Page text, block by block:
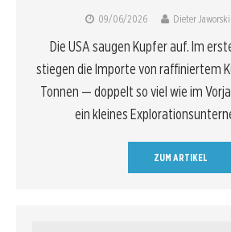
09/06/2026 Dieter Jaworski
Die USA saugen Kupfer auf. Im
stiegen die Importe von raffiniertem
Tonnen — doppelt so viel wie im
ein kleines
ZUM ARTIKEL